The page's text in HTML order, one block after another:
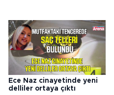
Ece Naz cinayetinde yeni
delliler ortaya çıktı